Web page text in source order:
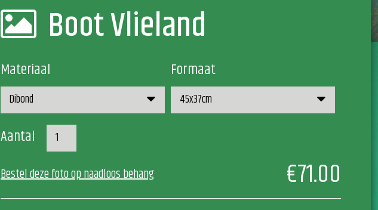
Boot Vlieland
Materiaal Formaat
Aantal
Bestel deze foto op naadloos behang €71.00